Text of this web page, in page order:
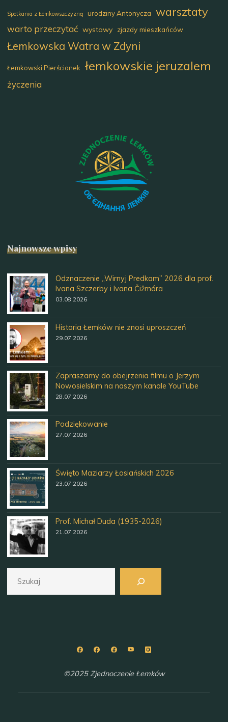
Spotkania z Łemkowszczyzną urodziny Antonycza warsztaty
warto przeczytać wystawy zjazdy mieszkańców
Łemkowska Watra w Zdyni
Łemkowski Pierścionek łemkowskie jeruzalem
życzenia
Najnowsze wpisy
Odznaczenie „Wirnyj Predkam” 2026 dla prof.
Ivana Szczerby i Ivana Čižmára
03.08.2026
Historia Łemków nie znosi uproszczeń
29.07.2026
Zapraszamy do obejrzenia filmu o Jerzym
Nowosielskim na naszym kanale YouTube
28.07.2026
Podziękowanie
27.07.2026
Święto Maziarzy Łosiańskich 2026
23.07.2026
Prof. Michał Duda (1935-2026)
21.07.2026
©2025 Zjednoczenie Łemków